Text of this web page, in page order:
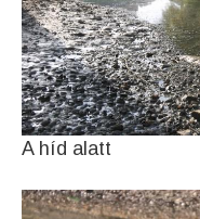
A híd alatt